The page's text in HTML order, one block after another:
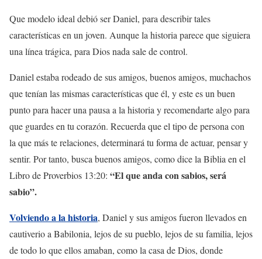
Que modelo ideal debió ser Daniel, para describir tales
características en un joven. Aunque la historia parece que siguiera
una línea trágica, para Dios nada sale de control.
Daniel estaba rodeado de sus amigos, buenos amigos, muchachos
que tenían las mismas características que él, y este es un buen
punto para hacer una pausa a la historia y recomendarte algo para
que guardes en tu corazón. Recuerda que el tipo de persona con
la que más te relaciones, determinará tu forma de actuar, pensar y
sentir. Por tanto, busca buenos amigos, como dice la Biblia en el
Libro de Proverbios 13:20: “El que anda con sabios, será
sabio”.
Volviendo a la historia, Daniel y sus amigos fueron llevados en
cautiverio a Babilonia, lejos de su pueblo, lejos de su familia, lejos
de todo lo que ellos amaban, como la casa de Dios, donde